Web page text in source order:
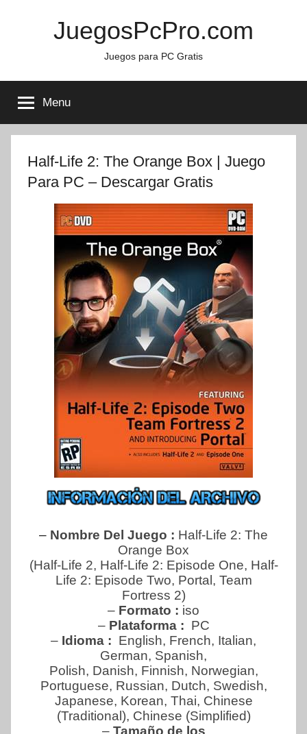
JuegosPcPro.com
Juegos para PC Gratis
Menu
Half-Life 2: The Orange Box | Juego
Para PC – Descargar Gratis
– Nombre Del Juego : Half-Life 2: The
Orange Box
(Half-Life 2, Half-Life 2: Episode One, Half-
Life 2: Episode Two, Portal, Team
Fortress 2)
– Formato : iso
– Plataforma : PC
– Idioma : English, French, Italian,
German, Spanish,
Polish, Danish, Finnish, Norwegian,
Portuguese, Russian, Dutch, Swedish,
Japanese, Korean, Thai, Chinese
(Traditional), Chinese (Simplified)
– Tamaño de los